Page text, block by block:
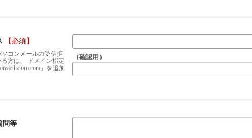
【必須】
コンメールの受信拒
方は、 ドメイン指定
」を追加
（確認用）
問等